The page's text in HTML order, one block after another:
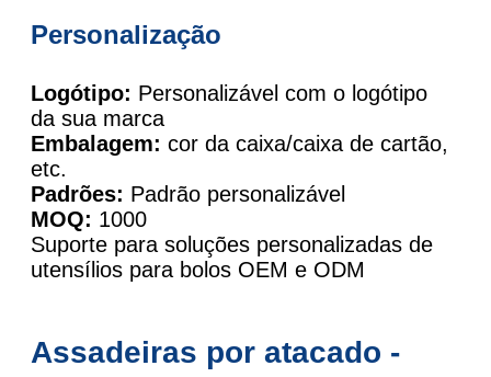
Personalização
Logótipo: Personalizável com o logótipo
da sua marca
Embalagem: cor da caixa/caixa de cartão,
etc.
Padrões: Padrão personalizável
MOQ: 1000
Suporte para soluções personalizadas de
utensílios para bolos OEM e ODM
Assadeiras por atacado -